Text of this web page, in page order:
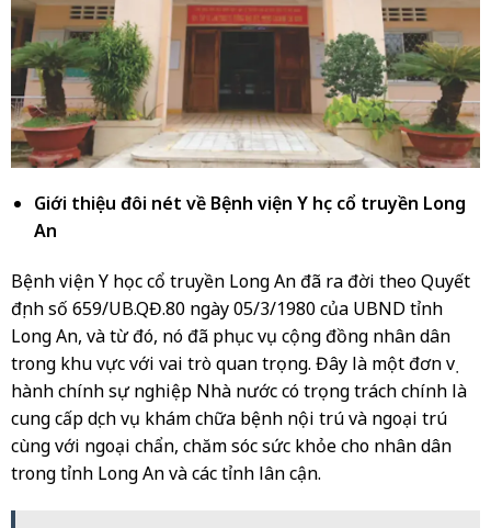
Giới thiệu đôi nét về Bệnh viện Y học cổ truyền Long
An
Bệnh viện Y học cổ truyền Long An đã ra đời theo Quyết
định số 659/UB.QĐ.80 ngày 05/3/1980 của UBND tỉnh
Long An, và từ đó, nó đã phục vụ cộng đồng nhân dân
trong khu vực với vai trò quan trọng. Đây là một đơn vị
hành chính sự nghiệp Nhà nước có trọng trách chính là
cung cấp dịch vụ khám chữa bệnh nội trú và ngoại trú
cùng với ngoại chẩn, chăm sóc sức khỏe cho nhân dân
trong tỉnh Long An và các tỉnh lân cận.